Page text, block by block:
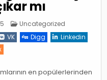
mı
Posted
Uncategorized
VK Digg
Linkedin
en popülerlerinden